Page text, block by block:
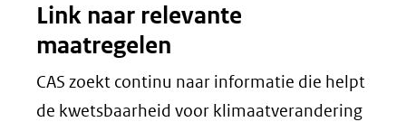
Link naar relevante
maatregelen
CAS zoekt continu naar informatie die helpt
de kwetsbaarheid voor klimaatverandering